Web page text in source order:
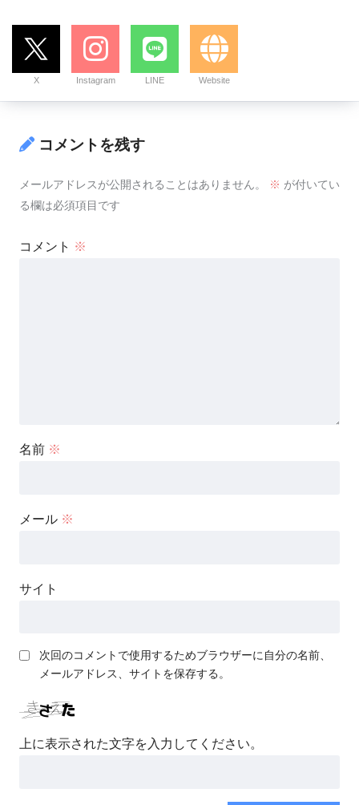
X Instagram LINE Website
コメントを残す
メールアドレスが公開されることはありません。 ※ が付いてい
る欄は必須項目です
コメント ※
名前 ※
メール ※
サイト
次回のコメントで使用するためブラウザーに自分の名前、
メールアドレス、サイトを保存する。
上に表示された文字を入力してください。